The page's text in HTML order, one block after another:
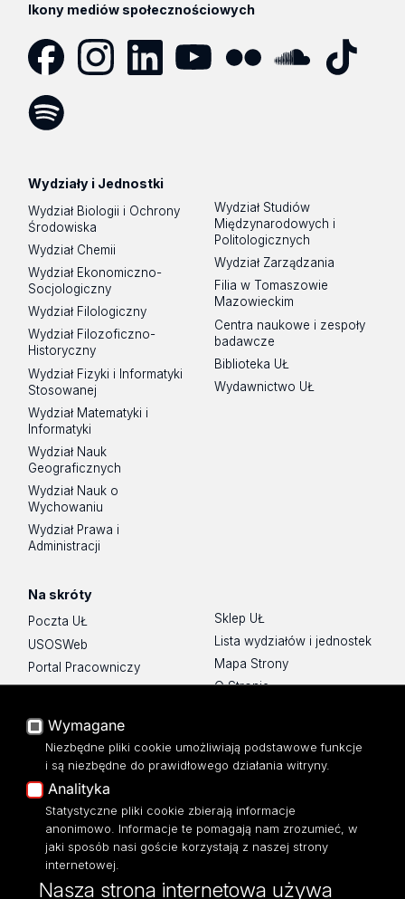
Ikony mediów społecznościowych
Wydziały i Jednostki
Wydział Biologii i Ochrony
Środowiska
Wydział Chemii
Wydział Ekonomiczno-
Socjologiczny
Wydział Filologiczny
Wydział Filozoficzno-
Historyczny
Wydział Fizyki i Informatyki
Stosowanej
Wydział Matematyki i
Informatyki
Wydział Nauk
Geograficznych
Wydział Nauk o
Wychowaniu
Wydział Prawa i
Administracji
Wydział Studiów
Międzynarodowych i
Politologicznych
Wydział Zarządzania
Filia w Tomaszowie
Mazowieckim
Centra naukowe i zespoły
badawcze
Biblioteka UŁ
Wydawnictwo UŁ
Na skróty
Poczta UŁ
USOSWeb
Portal Pracowniczy
Baza Aktów Własnych
Moodle
Eksperci UŁ
Polityka Prywatności
Dostępność
Sklep UŁ
Lista wydziałów i jednostek
Mapa Strony
O Stronie
ul. Narutowicza 68, 90-136 Łódź
Wymagane
Niezbędne pliki cookie umożliwiają podstawowe funkcje
i są niezbędne do prawidłowego działania witryny.
Analityka
Statystyczne pliki cookie zbierają informacje
anonimowo. Informacje te pomagają nam zrozumieć, w
jaki sposób nasi goście korzystają z naszej strony
internetowej.
Nasza strona internetowa używa